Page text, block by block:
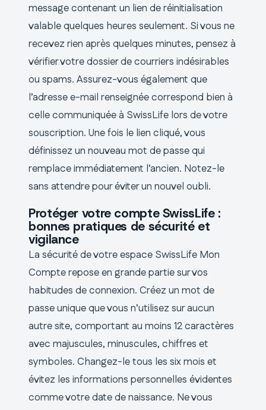
message contenant un lien de réinitialisation
valable quelques heures seulement. Si vous ne
recevez rien après quelques minutes, pensez à
vérifier votre dossier de courriers indésirables
ou spams. Assurez-vous également que
l’adresse e-mail renseignée correspond bien à
celle communiquée à SwissLife lors de votre
souscription. Une fois le lien cliqué, vous
définissez un nouveau mot de passe qui
remplace immédiatement l’ancien. Notez-le
sans attendre pour éviter un nouvel oubli.
Protéger votre compte SwissLife :
bonnes pratiques de sécurité et
vigilance
La sécurité de votre espace SwissLife Mon
Compte repose en grande partie sur vos
habitudes de connexion. Créez un mot de
passe unique que vous n’utilisez sur aucun
autre site, comportant au moins 12 caractères
avec majuscules, minuscules, chiffres et
symboles. Changez-le tous les six mois et
évitez les informations personnelles évidentes
comme votre date de naissance. Ne vous